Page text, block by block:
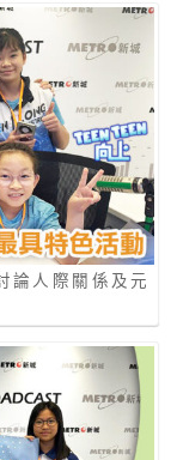
論人際關係及元